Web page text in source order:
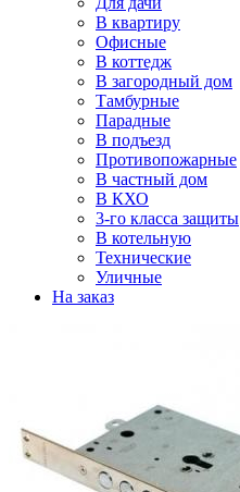
В квартиру
Офисные
В коттедж
В загородный дом
Тамбурные
Парадные
В подъезд
Противопожарные
В частный дом
В КХО
3-го класса защиты
В котельную
Технические
Уличные
На заказ